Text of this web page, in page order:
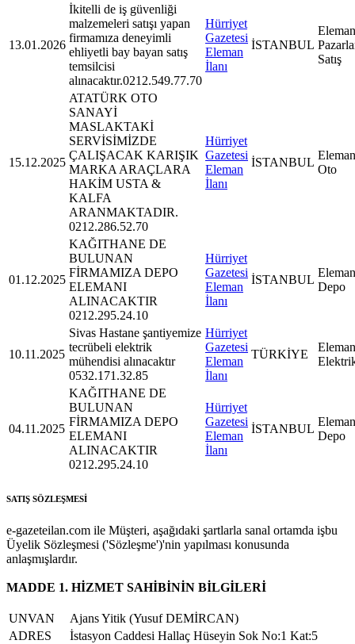
13.01.2026
İkitelli de iş güvenliği
malzemeleri satışı yapan
firmamıza deneyimli
ehliyetli bay bayan satış
temsilcisi
alınacaktır.0212.549.77.70
Hürriyet
Gazetesi
Eleman
İlanı
İSTANBUL
Satış
15.12.2025
ATATÜRK OTO
SANAYİ
MASLAKTAKİ
SERVİSİMİZDE
ÇALIŞACAK KARIŞIK
MARKA ARAÇLARA
HAKİM USTA &
KALFA
ARANMAKTADIR.
0212.286.52.70
Hürriyet
Gazetesi
Eleman
İlanı
İSTANBUL
Oto
01.12.2025
KAĞITHANE DE
BULUNAN
FİRMAMIZA DEPO
ELEMANI
ALINACAKTIR
0212.295.24.10
Hürriyet
Gazetesi
Eleman
İlanı
İSTANBUL
Depo
10.11.2025
Sivas Hastane şantiyemize
tecrübeli elektrik
mühendisi alınacaktır
0532.171.32.85
Hürriyet
Gazetesi
Eleman
İlanı
TÜRKİYE
04.11.2025
KAĞITHANE DE
BULUNAN
FİRMAMIZA DEPO
ELEMANI
ALINACAKTIR
0212.295.24.10
Hürriyet
Gazetesi
Eleman
İlanı
İSTANBUL
Depo
SATIŞ SÖZLEŞMESİ
e-gazeteilan.com ile Müşteri, aşağıdaki şartlarla sanal ortamda işbu
Üyelik Sözleşmesi ('Sözleşme')'nin yapılması konusunda
anlaşmışlardır.
MADDE 1. HİZMET SAHİBİNİN BİLGİLERİ
UNVAN
Ajans Yitik (Yusuf DEMİRCAN)
ADRES
İstasyon Caddesi Hallaç Hüseyin Sok No:1 Kat:5